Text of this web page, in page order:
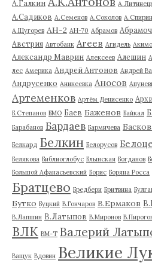
А.Галкин
А.Садиков А.Семенов А.Соколов А.Спирин
А.Щугорев АН-2 АН-70 Абрамов
Австрия Автобанк Агеев Агидель
Александр Маврин Алексеев Алешин
лес Америка Андрей Антонов Андрей
Андрусенко Аникеевка Аносов
Артеменков Артём Денисенко
Б.Степанов БМО Баев Баженов Байкал
Барабанов Бардаев Бармичева
Белкард Белкин Белорусов
Белякова Библиоглобус Блынская Богданов
Большой Афанасьевский Борис Боряна Росса
Братцево Бредбери Бритвина
Бутко Буцкий В.Гончаров В.Ермаков
В.Лапшин В.Латыпов В.Миронов
ВЛК ВМ-Т Валерий
Ващук Вдовин Великие